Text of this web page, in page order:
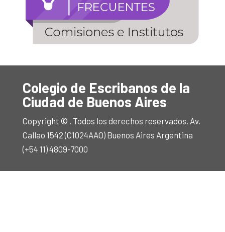
Colegio de Escribanos de la
Ciudad de Buenos Aires
Copyright © . Todos los derechos reservados. Av.
Callao 1542 (C1024AAO) Buenos Aires Argentina
(+54 11) 4809-7000